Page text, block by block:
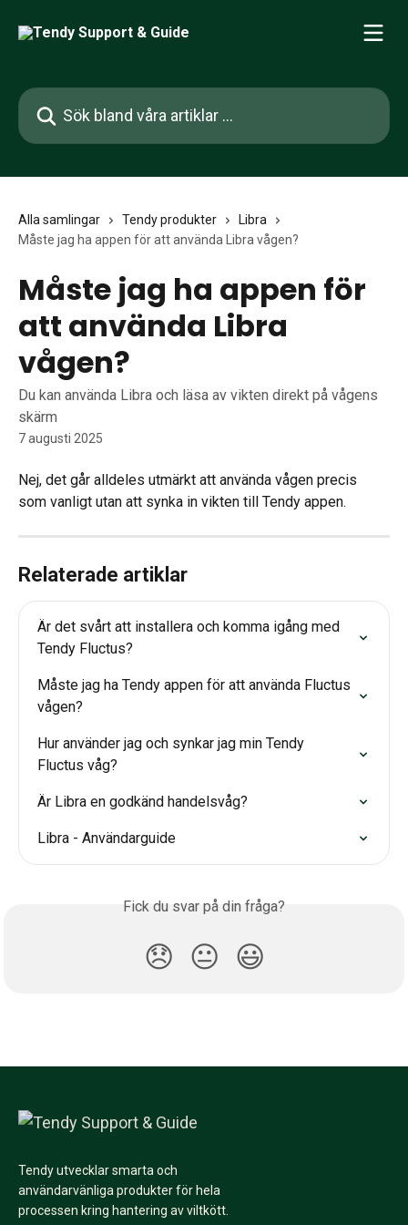
Sök bland våra artiklar …
Alla samlingar Tendy produkter
Libra
Måste jag ha appen för att använda Libra vågen?
Måste jag ha appen för
att använda Libra
vågen?
Du kan använda Libra och läsa av vikten direkt på vågens
skärm
7 augusti 2025
Nej, det går alldeles utmärkt att använda vågen precis
som vanligt utan att synka in vikten till Tendy appen.
Relaterade artiklar
Är det svårt att installera och komma igång med
Tendy Fluctus?
Måste jag ha Tendy appen för att använda Fluctus
vågen?
Hur använder jag och synkar jag min Tendy
Fluctus våg?
Är Libra en godkänd handelsvåg?
Libra - Användarguide
Fick du svar på din fråga?
😞 😐 😃
Tendy utvecklar smarta och
användarvänliga produkter för hela
processen kring hantering av viltkött.